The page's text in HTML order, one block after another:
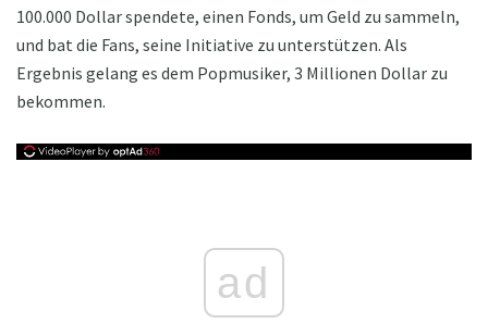
100.000 Dollar spendete, einen Fonds, um Geld zu sammeln,
und bat die Fans, seine Initiative zu unterstützen. Als
Ergebnis gelang es dem Popmusiker, 3 Millionen Dollar zu
bekommen.
ad